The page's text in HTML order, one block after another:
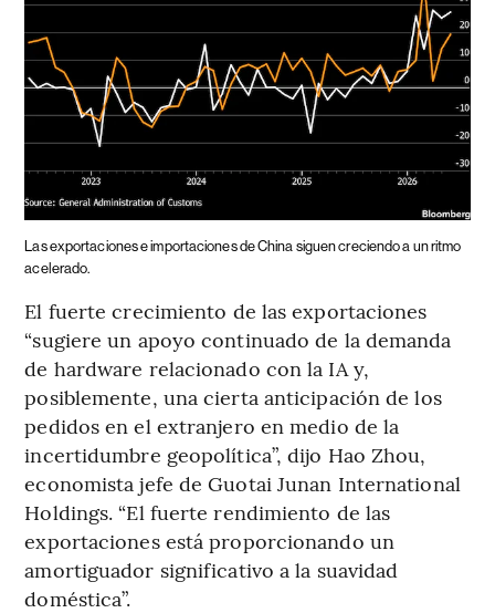
Las exportaciones e importaciones de China siguen creciendo a un ritmo
acelerado.
El fuerte crecimiento de las exportaciones
“sugiere un apoyo continuado de la demanda
de hardware relacionado con la IA y,
posiblemente, una cierta anticipación de los
pedidos en el extranjero en medio de la
incertidumbre geopolítica”, dijo Hao Zhou,
economista jefe de Guotai Junan International
Holdings. “El fuerte rendimiento de las
exportaciones está proporcionando un
amortiguador significativo a la suavidad
doméstica”.